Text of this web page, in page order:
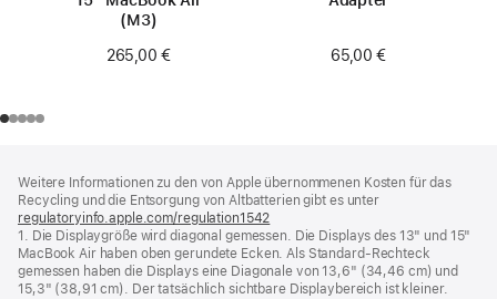
(M3)
265,00 €
65,00 €
Weitere Informationen zu den von Apple übernommenen Kosten für das
Recycling und die Entsorgung von Altbatterien gibt es unter
regulatoryinfo.apple.com/regulation1542
ein
neues
Fenster)
1. Die Displaygröße wird diagonal gemessen. Die Displays des 13" und 15"
MacBook Air haben oben gerundete Ecken. Als Standard-Rechteck
gemessen haben die Displays eine Diagonale von 13,6" (34,46 cm) und
15,3" (38,91 cm). Der tatsächlich sichtbare Displaybereich ist kleiner.